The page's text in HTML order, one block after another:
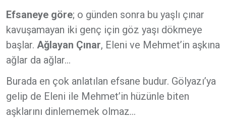
Efsaneye göre; o günden sonra bu yaşlı çınar
kavuşamayan iki genç için göz yaşı dökmeye
başlar. Ağlayan Çınar, Eleni ve Mehmet’in aşkına
ağlar da ağlar...
Burada en çok anlatılan efsane budur. Gölyazı’ya
gelip de Eleni ile Mehmet’in hüzünle biten
aşklarını dinlememek olmaz...